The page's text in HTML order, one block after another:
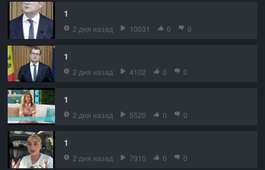
1
2 дня назад 10031 0 0
1
2 дня назад 4102 0 0
1
2 дня назад 5520 0 0
1
2 дня назад 7910 0 0